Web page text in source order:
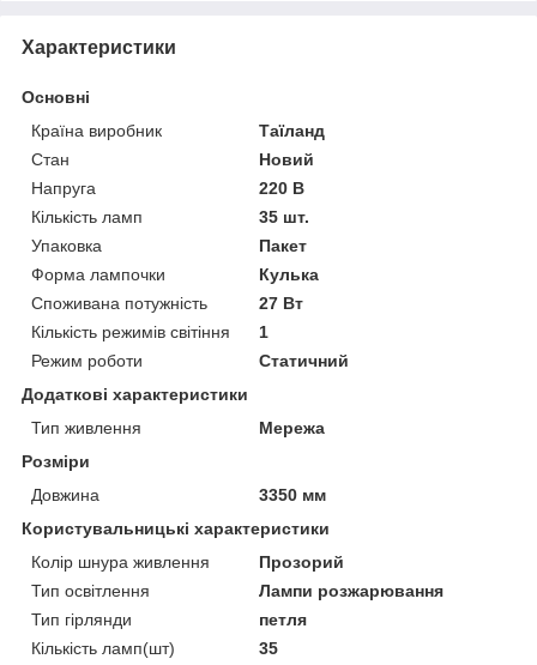
Характеристики
Основні
Країна виробник
Таїланд
Стан
Новий
Напруга
220 В
Кількість ламп
35 шт.
Упаковка
Пакет
Форма лампочки
Кулька
Споживана потужність
27 Вт
Кількість режимів світіння
1
Режим роботи
Статичний
Додаткові характеристики
Тип живлення
Мережа
Розміри
Довжина
3350 мм
Користувальницькі характеристики
Колір шнура живлення
Прозорий
Тип освітлення
Лампи розжарювання
Тип гірлянди
петля
Кількість ламп(шт)
35